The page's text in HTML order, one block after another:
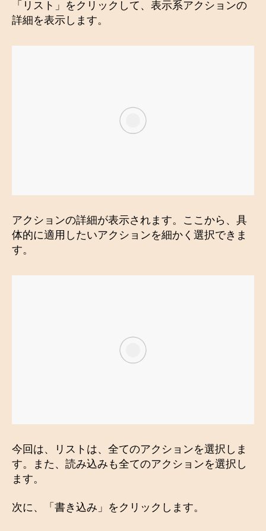
「リスト」をクリックして、表示系アクションの
詳細を表示します。
アクションの詳細が表示されます。ここから、具
体的に適用したいアクションを細かく選択できま
す。
今回は、リストは、全てのアクションを選択しま
す。また、読み込みも全てのアクションを選択し
ます。
次に、「書き込み」をクリックします。